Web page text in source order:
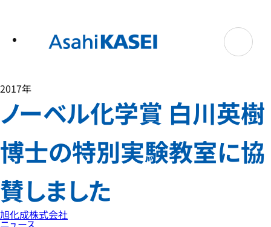
2017年
ノーベル化学賞 白川英樹
博士の特別実験教室に協
賛しました
旭化成株式会社
ニュース